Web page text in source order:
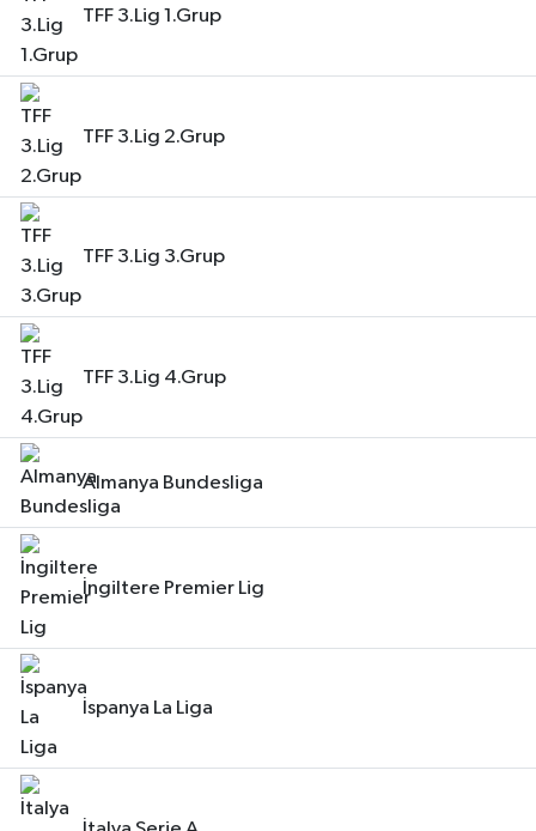
TFF 3.Lig 1.Grup
TFF 3.Lig 2.Grup
TFF 3.Lig 3.Grup
TFF 3.Lig 4.Grup
Almanya Bundesliga
İngiltere Premier Lig
İspanya La Liga